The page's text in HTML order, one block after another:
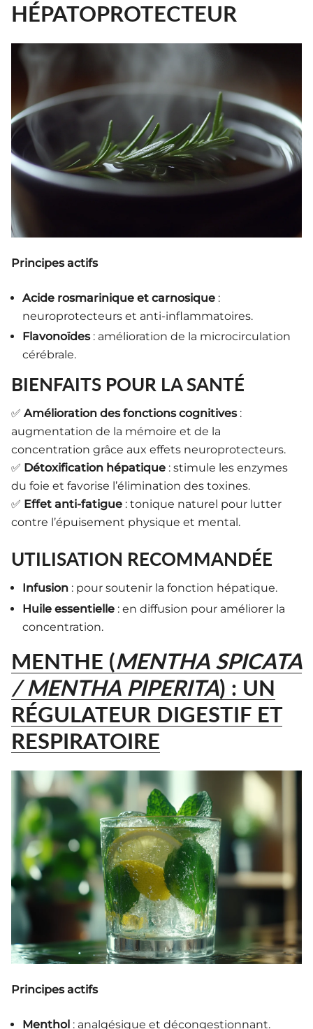
HÉPATOPROTECTEUR
Principes actifs
Acide rosmarinique et carnosique :
neuroprotecteurs et anti-inflammatoires.
Flavonoïdes: amélioration de la microcirculation
cérébrale.
BIENFAITS POUR LA SANTÉ
✅ Amélioration des fonctions cognitives:
augmentation de la mémoire et de la
concentration grâce aux effets neuroprotecteurs.
✅ Détoxification hépatique : stimule les enzymes
du foie et favorise l’élimination des toxines.
✅ Effet anti-fatigue : tonique naturel pour lutter
contre l’épuisement physique et mental.
UTILISATION RECOMMANDÉE
Infusion : pour soutenir la fonction hépatique.
Huile essentielle : en diffusion pour améliorer la
concentration.
MENTHE (MENTHA SPICATA
/ MENTHA PIPERITA) : UN
RÉGULATEUR DIGESTIF ET
RESPIRATOIRE
Principes actifs
Menthol : analgésique et décongestionnant.